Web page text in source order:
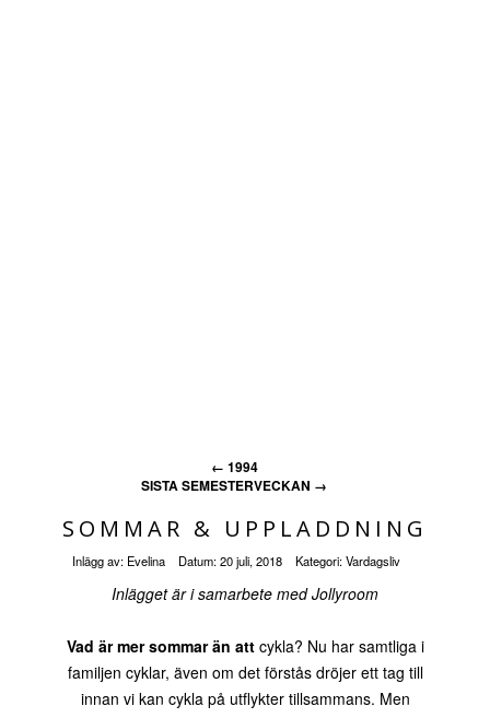
← 1994
SISTA SEMESTERVECKAN →
SOMMAR & UPPLADDNING
Inlägg av: Evelina Datum:20 juli, 2018 Kategori:Vardagsliv
Inlägget är i samarbete med Jollyroom
Vad är mer sommar än attcykla? Nu har samtliga i
familjen cyklar, även om det förstås dröjer ett tag till
innan vi kan cykla på utflykter tillsammans. Men